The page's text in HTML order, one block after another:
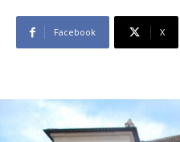
Facebook X